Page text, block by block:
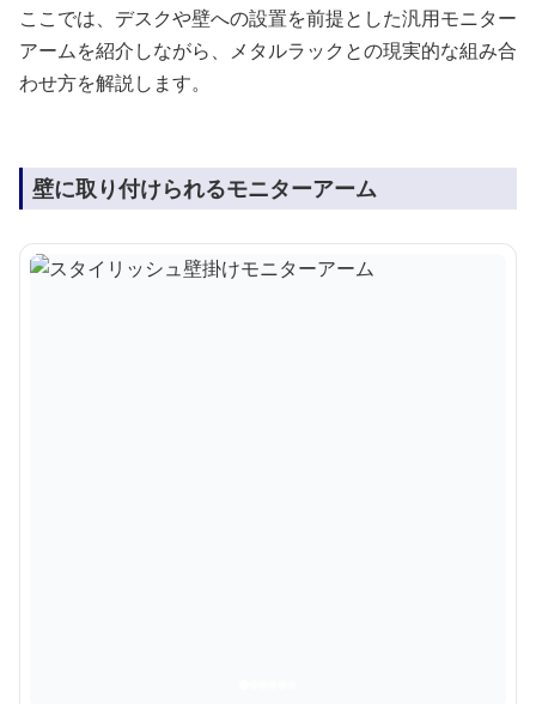
ここでは、デスクや壁への設置を前提とした汎用モニター
アームを紹介しながら、メタルラックとの現実的な組み合
わせ方を解説します。
壁に取り付けられるモニターアーム